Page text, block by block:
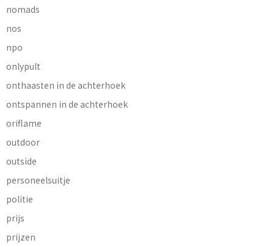
nomads
nos
npo
onlypult
onthaasten in de achterhoek
ontspannen in de achterhoek
oriflame
outdoor
outside
personeelsuitje
politie
prijs
prijzen